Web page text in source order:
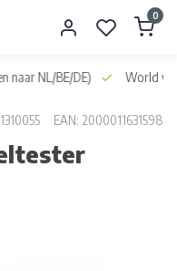
0
naar NL/BE/DE) World
EAN: 2000011631598